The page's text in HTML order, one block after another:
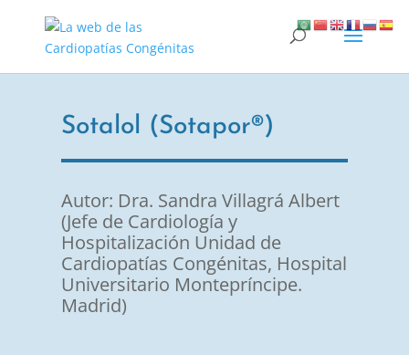
Sotalol (Sotapor®)
Autor: Dra. Sandra Villagrá Albert
(Jefe de Cardiología y
Hospitalización Unidad de
Cardiopatías Congénitas, Hospital
Universitario Montepríncipe.
Madrid)